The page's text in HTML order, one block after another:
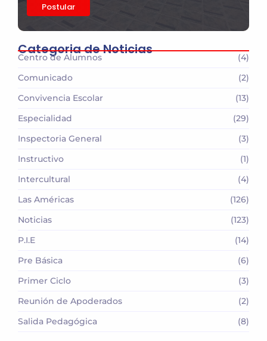
Postular
Categoria de Noticias
Centro de Alumnos
(4)
Comunicado
(2)
Convivencia Escolar
(13)
Especialidad
(29)
Inspectoria General
(3)
Instructivo
(1)
Intercultural
(4)
Las Américas
(126)
Noticias
(123)
P.I.E
(14)
Pre Básica
(6)
Primer Ciclo
(3)
Reunión de Apoderados
(2)
Salida Pedagógica
(8)